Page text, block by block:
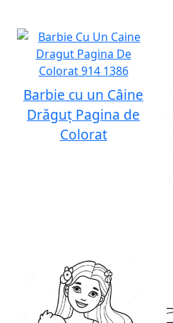
Barbie cu un Câine
Drăguț Pagina de
Colorat